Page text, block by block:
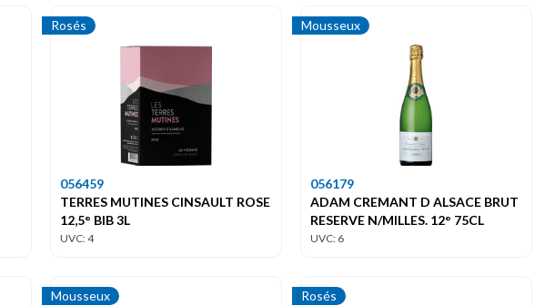
Rosés
056459
TERRES MUTINES CINSAULT ROSE
12,5° BIB 3L
UVC: 4
Mousseux
056179
ADAM CREMANT D ALSACE BRUT
RESERVE N/MILLES. 12° 75CL
UVC: 6
Mousseux Rosés